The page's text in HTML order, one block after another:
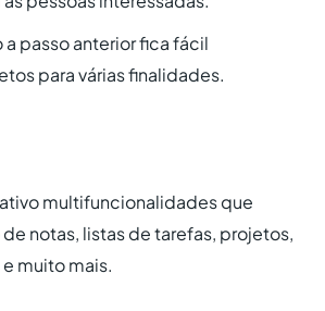
passo anterior fica fácil
para várias finalidades.
multifuncionalidades que
notas, listas de tarefas, projetos,
muito mais.